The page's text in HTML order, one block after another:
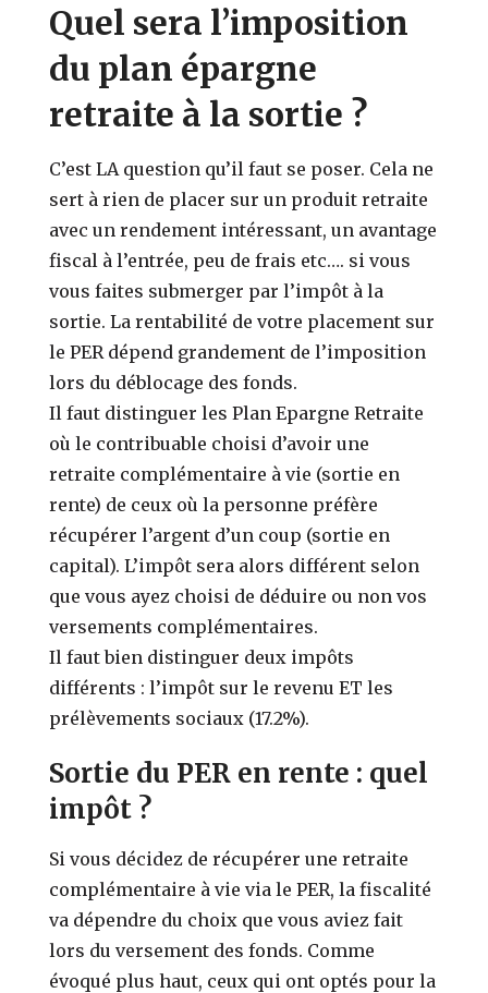
Quel sera l’imposition
du plan épargne
retraite à la sortie ?
C’est LA question qu’il faut se poser. Cela ne
sert à rien de placer sur un produit retraite
avec un rendement intéressant, un avantage
fiscal à l’entrée, peu de frais etc…. si vous
vous faites submerger par l’impôt à la
sortie. La rentabilité de votre placement sur
le PER dépend grandement de l’imposition
lors du déblocage des fonds.
Il faut distinguer les Plan Epargne Retraite
où le contribuable choisi d’avoir une
retraite complémentaire à vie (sortie en
rente) de ceux où la personne préfère
récupérer l’argent d’un coup (sortie en
capital). L’impôt sera alors différent selon
que vous ayez choisi de déduire ou non vos
versements complémentaires.
Il faut bien distinguer deux impôts
différents : l’impôt sur le revenu ET les
prélèvements sociaux (17.2%).
Sortie du PER en rente : quel
impôt ?
Si vous décidez de récupérer une retraite
complémentaire à vie via le PER, la fiscalité
va dépendre du choix que vous aviez fait
lors du versement des fonds. Comme
évoqué plus haut, ceux qui ont optés pour la